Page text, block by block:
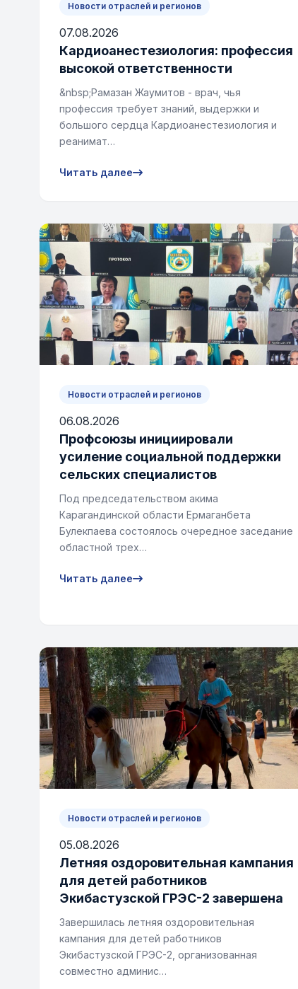
Новости отраслей и регионов
07.08.2026
Кардиоанестезиология: профессия
высокой ответственности
&nbsp;Рамазан Жаумитов - врач, чья
профессия требует знаний, выдержки и
большого сердца Кардиоанестезиология и
реанимат…
Читать далее
Новости отраслей и регионов
06.08.2026
Профсоюзы инициировали
усиление социальной поддержки
сельских специалистов
Под председательством акима
Карагандинской области Ермаганбета
Булекпаева состоялось очередное заседание
областной трех…
Читать далее
Новости отраслей и регионов
05.08.2026
Летняя оздоровительная кампания
для детей работников
Экибастузской ГРЭС-2 завершена
Завершилась летняя оздоровительная
кампания для детей работников
Экибастузской ГРЭС-2, организованная
совместно админис…